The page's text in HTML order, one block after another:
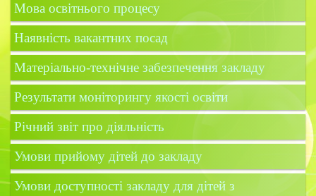
Мова освітнього процесу
Наявність вакантних посад
Матеріально-технічне забезпечення закладу
Результати моніторингу якості освіти
Річний звіт про діяльність
Умови прийому дітей до закладу
Умови доступності закладу для дітей з